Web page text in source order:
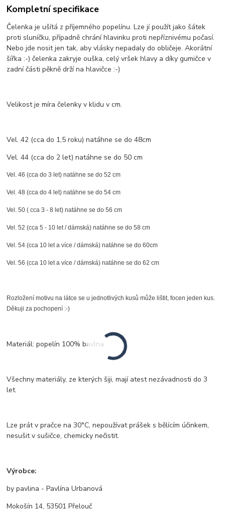
Kompletní specifikace
Čelenka je ušítá z příjemného popelínu. Lze jí použít jako šátek
proti sluníčku, případně chrání hlavinku proti nepříznivému počasí.
Nebo jde nosit jen tak, aby vlásky nepadaly do obličeje. Akorátní
šířka :-) čelenka zakryje ouška, celý vršek hlavy a díky gumičce v
zadní části pěkně drží na hlavičce :-)
Velikost je míra čelenky v klidu v cm.
Vel. 42 (cca do 1,5 roku) natáhne se do 48cm
Vel. 44 (cca do 2 let) natáhne se do 50 cm
Vel. 46 (cca do 3 let) natáhne se do 52 cm
Vel. 48 (cca do 4 let) natáhne se do 54 cm
Vel. 50 ( cca 3 - 8 let) natáhne se do 56 cm
Vel. 52 (cca 5 - 10 let / dámská) natáhne se do 58 cm
Vel. 54 (cca 10 let a více / dámská) natáhne se do 60cm
Vel. 56 (cca 10 let a více / dámská) natáhne se do 62 cm
Rozložení motivu na látce se u jednotlivých kusů může lištit, focen jeden kus.
Děkuji za pochopení :-)
Materiál: popelín 100% bavlna
Všechny materiály, ze kterých šiji, mají atest nezávadnosti do 3
let.
Lze prát v pračce na 30°C, nepoužívat prášek s bělícím účinkem,
nesušit v sušičce, chemicky nečistit.
Výrobce:
by pavlina - Pavlína Urbanová
Mokošín 14, 53501 Přelouč